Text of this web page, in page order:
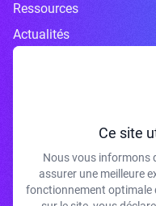
Ressources
Actualités
J'accepte de recevoir vos e-
votre politique de
Ce site
Nous vous informons
assurer une meilleure
fonctionnement optimale